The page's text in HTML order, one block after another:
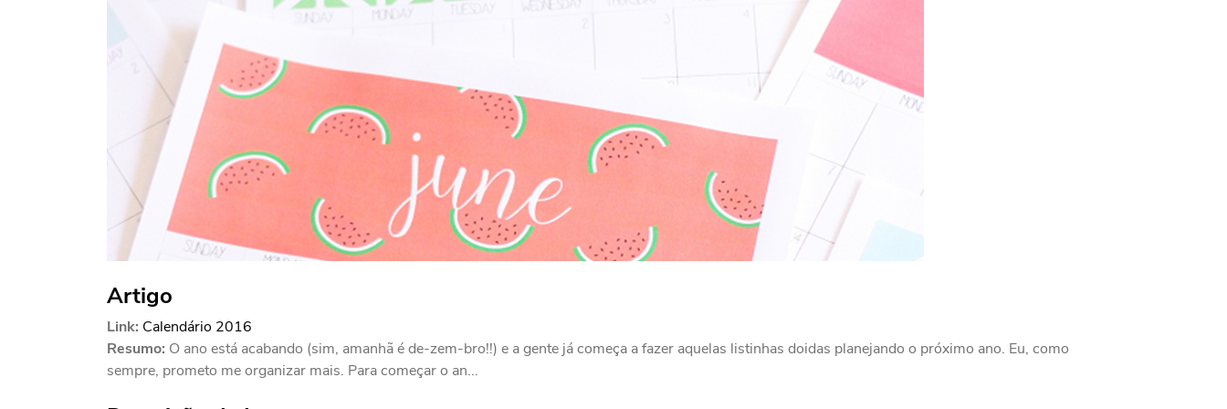
Artigo
Link: Calendário 2016
Resumo: O ano está acabando (sim, amanhã é de-zem-bro!!) e a gente já começa a fazer aquelas listinhas doidas planejando o próximo ano. Eu, como
sempre, prometo me organizar mais. Para começar o an...